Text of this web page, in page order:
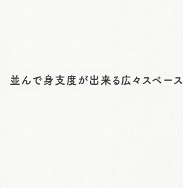
並んで身支度が出来る広々スペース